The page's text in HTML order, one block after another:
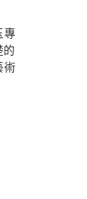
專
的
術